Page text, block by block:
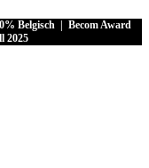
Belgisch | Becom Award
2025